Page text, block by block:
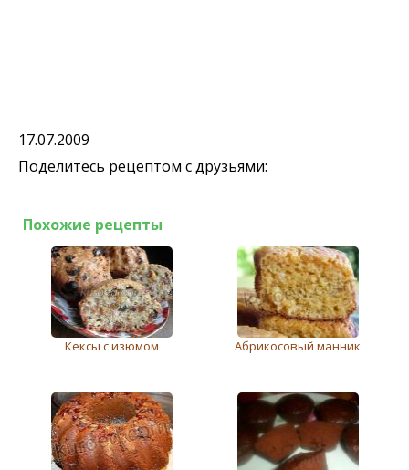
17.07.2009
Поделитесь рецептом с друзьями:
Похожие рецепты
Кексы с изюмом Абрикосовый манник